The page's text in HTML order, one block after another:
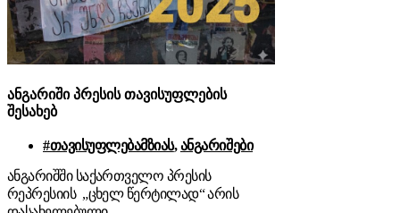
ანგარიში პრესის თავისუფლების
შესახებ
#თავისუფლებამზიას,ანგარიშები
ანგარიშში საქართველო პრესის
რეპრესიის „ცხელ წერტილად“ არის